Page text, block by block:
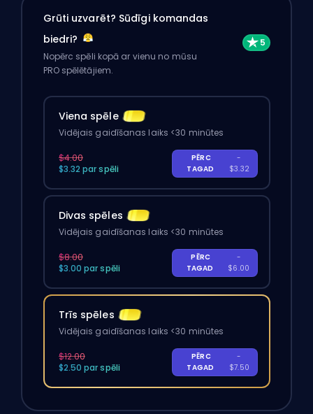
Grūti uzvarēt? Sūdīgi komandas
biedri?
Nopērc spēli kopā ar vienu no mūsu
PRO spēlētājiem.
Viena spēle
Vidējais gaidīšanas laiks <30 minūtes
$4.00
$3.32 par spēli
PĒRC
TAGAD
-
$3.32
Divas spēles
Vidējais gaidīšanas laiks <30 minūtes
$8.00
$3.00 par spēli
PĒRC
TAGAD
-
$6.00
Trīs spēles
Vidējais gaidīšanas laiks <30 minūtes
$12.00
$2.50 par spēli
PĒRC
TAGAD
-
$7.50